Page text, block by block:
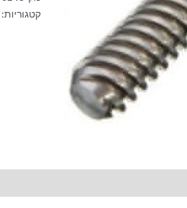
קטגוריות: